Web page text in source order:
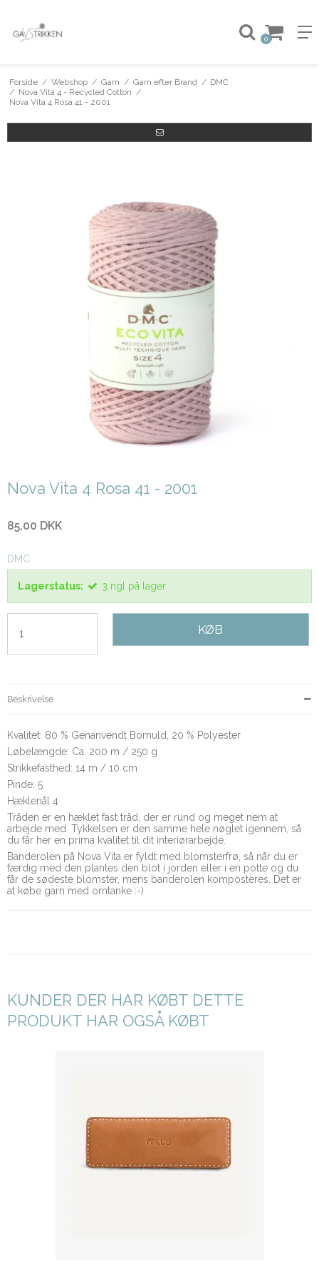
0
Forside / Webshop / Garn / Garn efter Brand / DMC
/ Nova Vita 4 - Recycled Cotton /
Nova Vita 4 Rosa 41 - 2001
Nova Vita 4 Rosa 41 - 2001
85,00 DKK
DMC
Lagerstatus: 3 ngl på lager
KØB
Beskrivelse
Kvalitet: 80 % Genanvendt Bomuld, 20 % Polyester
Løbelængde: Ca. 200 m / 250 g
Strikkefasthed: 14 m / 10 cm
Pinde: 5
Hæklenål 4
Tråden er en hæklet fast tråd, der er rund og meget nem at
arbejde med. Tykkelsen er den samme hele nøglet igennem, så
du får her en prima kvalitet til dit interiørarbejde.
Banderolen på Nova Vita er fyldt med blomsterfrø, så når du er
færdig med den plantes den blot i jorden eller i en potte og du
får de sødeste blomster, mens banderolen komposteres. Det er
at købe garn med omtanke :-)
KUNDER DER HAR KØBT DETTE
PRODUKT HAR OGSÅ KØBT